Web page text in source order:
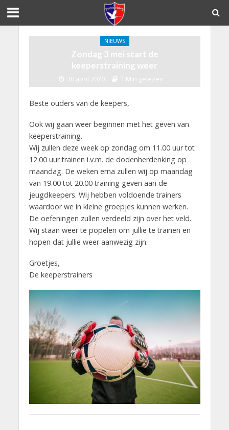
NIEUWS
Zondag 3 mei start de
keeperstraining weer
30 april 2020 1 Min gelezen
Beste ouders van de keepers,
Ook wij gaan weer beginnen met het geven van
keeperstraining.
Wij zullen deze week op zondag om 11.00 uur tot
12.00 uur trainen i.v.m. de dodenherdenking op
maandag. De weken erna zullen wij op maandag
van 19.00 tot 20.00 training geven aan de
jeugdkeepers. Wij hebben voldoende trainers
waardoor we in kleine groepjes kunnen werken.
De oefeningen zullen verdeeld zijn over het veld.
Wij staan weer te popelen om jullie te trainen en
hopen dat jullie weer aanwezig zijn.
Groetjes,
De keeperstrainers